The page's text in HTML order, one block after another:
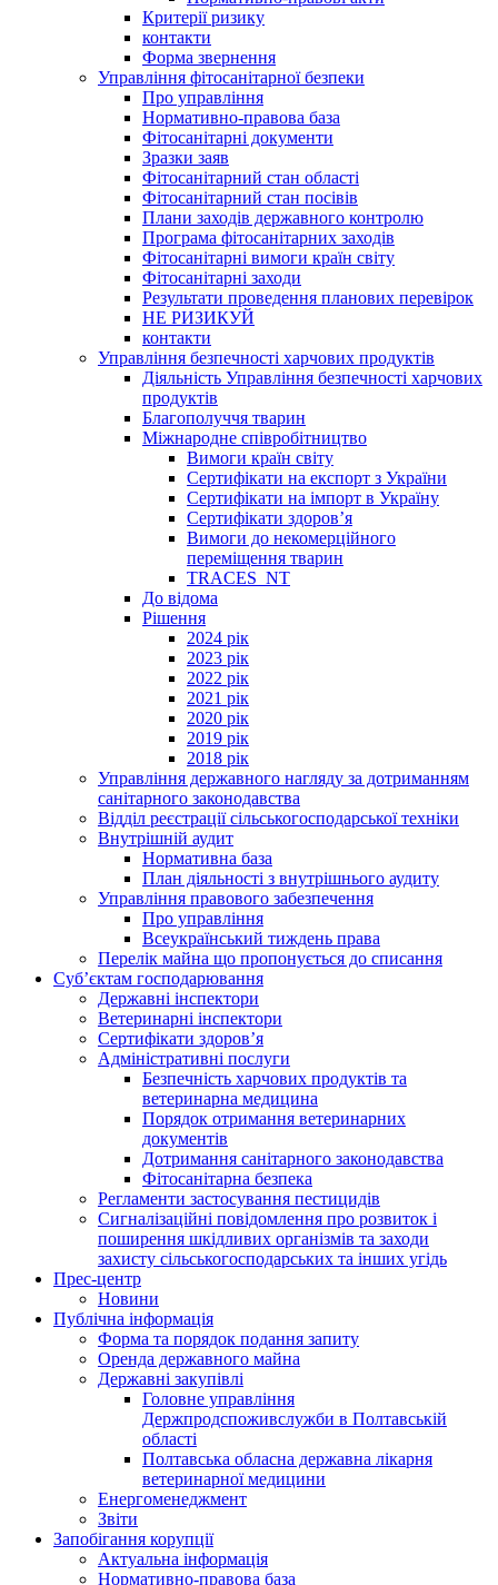
Критерії ризику
контакти
Форма звернення
Управління фітосанітарної безпеки
Про управління
Нормативно-правова база
Фітосанітарні документи
Зразки заяв
Фітосанітарний стан області
Фітосанітарний стан посівів
Плани заходів державного контролю
Програма фітосанітарних заходів
Фітосанітарні вимоги країн світу
Фітосанітарні заходи
Результати проведення планових перевірок
НЕ РИЗИКУЙ
контакти
Управління безпечності харчових продуктів
Діяльність Управління безпечності харчових
продуктів
Благополуччя тварин
Міжнародне співробітництво
Вимоги країн світу
Сертифікати на експорт з України
Сертифікати на імпорт в Україну
Сертифікати здоров’я
Вимоги до некомерційного
переміщення тварин
TRACES_NT
До відома
Рішення
2024 рік
2023 рік
2022 рік
2021 рік
2020 рік
2019 рік
2018 рік
Управління державного нагляду за дотриманням
санітарного законодавства
Відділ реєстрації сільськогосподарської техніки
Внутрішній аудит
Нормативна база
План діяльності з внутрішнього аудиту
Управління правового забезпечення
Про управління
Всеукраїнський тиждень права
Перелік майна що пропонується до списання
Суб’єктам господарювання
Державні інспектори
Ветеринарні інспектори
Сертифікати здоров’я
Адміністративні послуги
Безпечність харчових продуктів та
ветеринарна медицина
Порядок отримання ветеринарних
документів
Дотримання санітарного законодавства
Фітосанітарна безпека
Регламенти застосування пестицидів
Сигналізаційні повідомлення про розвиток і
поширення шкідливих організмів та заходи
захисту сільськогосподарських та інших угідь
Прес-центр
Новини
Публічна інформація
Форма та порядок подання запиту
Оренда державного майна
Державні закупівлі
Головне управління
Держпродспоживслужби в Полтавській
області
Полтавська обласна державна лікарня
ветеринарної медицини
Енергоменеджмент
Звіти
Запобігання корупції
Актуальна інформація
Нормативно-правова база